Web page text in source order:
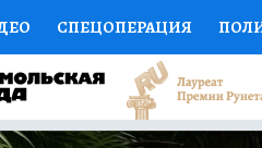
СПЕЦОПЕРАЦИЯ
НАУКА СПОРТ
ДОКТОР